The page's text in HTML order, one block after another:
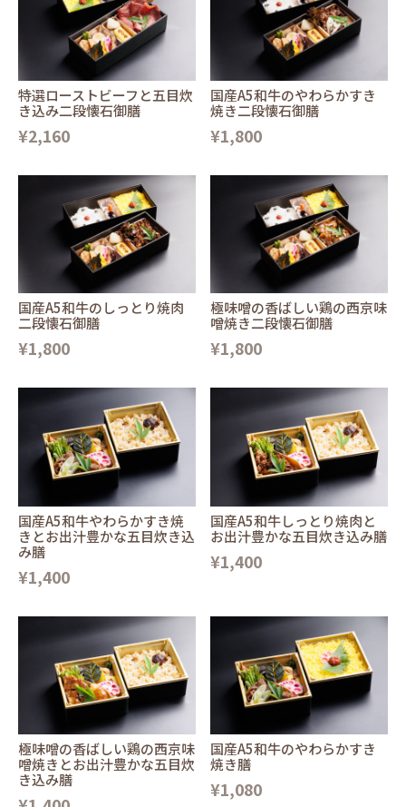
特選ローストビーフと五目炊
き込み二段懐石御膳
¥2,160
国産A5和牛のやわらかすき
焼き二段懐石御膳
¥1,800
国産A5和牛のしっとり焼肉
二段懐石御膳
¥1,800
極味噌の香ばしい鶏の西京味
噌焼き二段懐石御膳
¥1,800
国産A5和牛やわらかすき焼
きとお出汁豊かな五目炊き込
み膳
¥1,400
国産A5和牛しっとり焼肉と
お出汁豊かな五目炊き込み膳
¥1,400
極味噌の香ばしい鶏の西京味
噌焼きとお出汁豊かな五目炊
き込み膳
国産A5和牛のやわらかすき
焼き膳
¥1,080